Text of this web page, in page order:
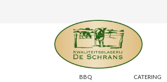
BBQ CATERING